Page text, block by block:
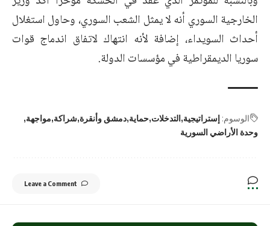
الخارجية السوري أنه لا يمثل الشعب السوري، وحاول استغلال
أحداث السويداء، إضافة لأنه انتهاك لاتفاق اندماج قوات
سوريا الديمقراطية في مؤسسات الدولة.
الوسوم: إستراتيجية التدخلات حماية دمشق وأنقرة شراكة مواجهة
وحدة الأراضي السورية
Leave a Comment